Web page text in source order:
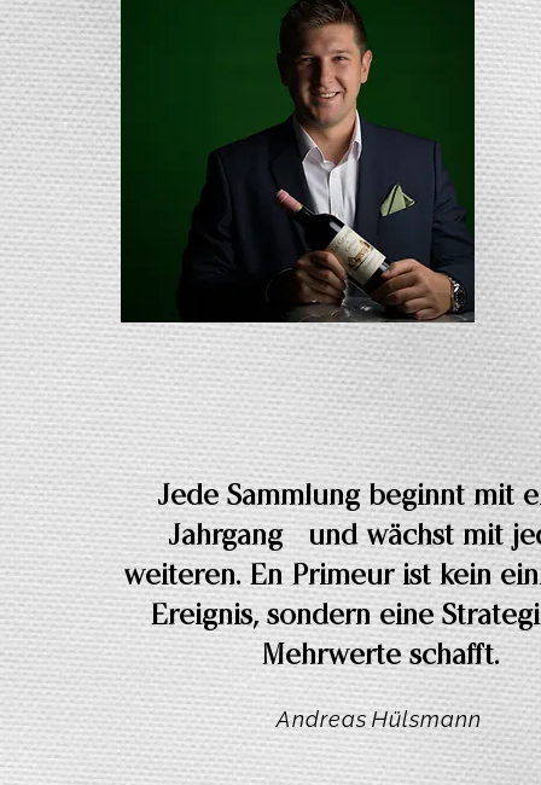
Jede Sammlung beginnt mit
Jahrgang - und wächst mit
weiteren. En-Primeur ist kein
Ereignis, sondern eine
Mehrwerte schafft.
Andreas Hülsmann